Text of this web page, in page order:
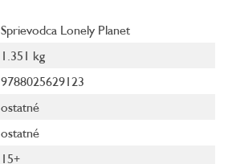
Sprievodca Lonely Planet
1.351 kg
9788025629123
ostatné
ostatné
15+